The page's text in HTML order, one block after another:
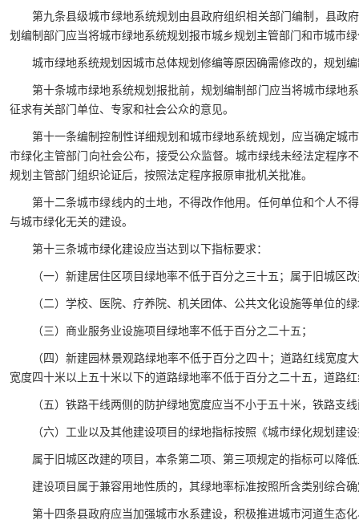
第九条县级城市绿地系统规划由县政府组织相关部门编制，县政
划编制部门应当将城市绿地系统规划报市城乡规划主管部门和市城市
城市绿地系统规划因城市总体规划修编等原因确需修改的，规划
第十条城市绿地系统规划报批前，规划编制部门应当将城市绿地
征求有关部门单位、专家和社会公众的意见。
第十一条编制控制性详细规划和城市绿地系统规划，应当确定城
市绿化主管部门向社会公布，接受公众监督。城市绿线未经法定程序
规划主管部门组织论证后，按照法定程序报原审批机关批准。
第十二条城市绿线内的土地，不得改作他用。任何单位和个人不
与城市绿化无关的建设。
第十三条城市绿化建设应当达到以下指标要求：
（一）新建居住区项目绿地率不低于百分之三十五；属于旧城区
（二）学校、医院、疗养院、机关团体、公共文化设施等单位的
（三）商业服务业设施项目绿地率不低于百分之二十五；
（四）新建园林景观路绿地率不低于百分之四十；道路红线宽度
宽度四十米以上五十米以下的道路绿地率不低于百分之二十五，道路
（五）铁路干线两侧的防护绿地宽度应当不小于五十米，铁路支
（六）工业以及其他建设项目的绿地指标按照《城市绿化规划建
属于旧城区改建的项目，本条第二项、第三项规定的指标可以降
建设项目属于兼容用地性质的，其绿地率标准按照所含类别综合
第十四条县政府应当加强城市水系建设，积极推进城市河道生态